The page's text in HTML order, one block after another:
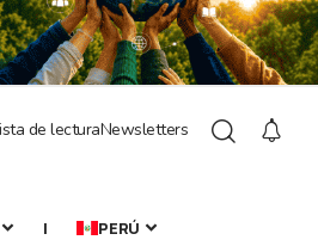
de lecturaNewsletters
| PERÚ